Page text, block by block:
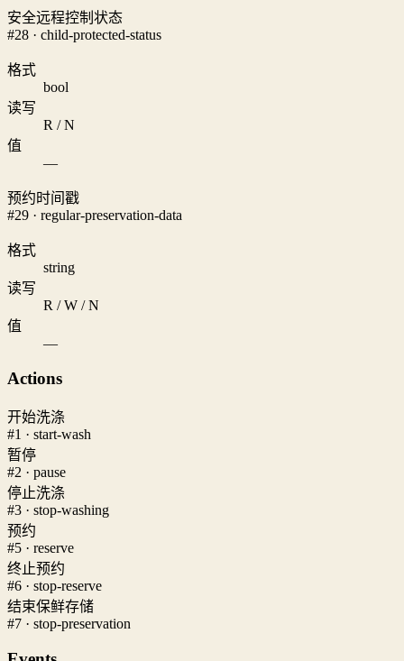
安全远程控制状态
#28 · child-protected-status
格式
bool
读写
R / N
值
—
预约时间戳
#29 · regular-preservation-data
格式
string
读写
R / W / N
值
—
Actions
开始洗涤
#1 · start-wash
暂停
#2 · pause
停止洗涤
#3 · stop-washing
预约
#5 · reserve
终止预约
#6 · stop-reserve
结束保鲜存储
#7 · stop-preservation